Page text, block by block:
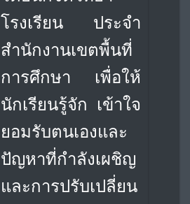
โรงเรียน ประจำ
สำนักงานเขตพื้นที่
การศึกษา เพื่อให้
นักเรียนรู้จัก เข้าใจ
ยอมรับตนเองและ
ปัญหาที่กำลังเผชิญ
และการปรับเปลี่ยน